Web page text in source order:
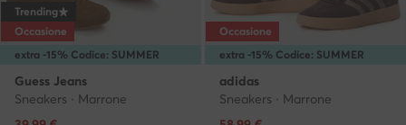
extra -15% Codice: SUMMER
Trending
Occasione
Guess Jeans
Sneakers · Marrone
extra -15% Codice: SUMMER
Occasione
adidas
Sneakers · Marrone